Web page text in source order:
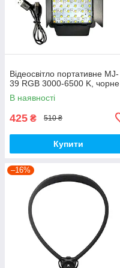
Відеосвітло портативне MJ-
39 RGB 3000-6500 K, чорне
В наявності
425 ₴ 510 ₴
Купити
–16%